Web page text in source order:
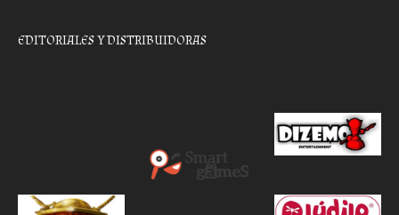
EDITORIALES Y DISTRIBUIDORAS